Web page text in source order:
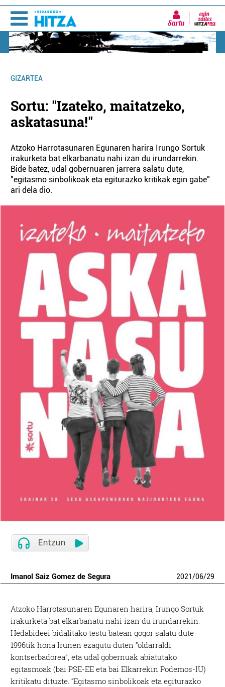
Sartu
GIZARTEA
Sortu: "Izateko, maitatzeko,
askatasuna!"
Atzoko Harrotasunaren Egunaren harira Irungo Sortuk
irakurketa bat elkarbanatu nahi izan du irundarrekin.
Bide batez, udal gobernuaren jarrera salatu dute,
"egitasmo sinbolikoak eta egiturazko kritikak egin gabe"
ari dela dio.
Imanol Saiz Gomez de Segura 2021/06/29
Atzoko Harrotasunaren Egunaren harira, Irungo Sortuk
irakurketa bat elkarbanatu nahi izan du irundarrekin.
Hedabideei bidalitako testu batean gogor salatu dute
1996tik hona Irunen ezagutu duten “oldarraldi
kontserbadorea”, eta udal gobernuak abiatutako
egitasmoak (bai PSE-EE eta bai Elkarrekin Podemos-IU)
kritikatu dituzte. “Egitasmo sinbolikoak eta egiturazko